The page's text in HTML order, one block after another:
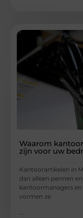
Waarom
zijn voor uw
Kantoorartikelen in
dan alleen pennen
kantoormanagers
vormen ze
...